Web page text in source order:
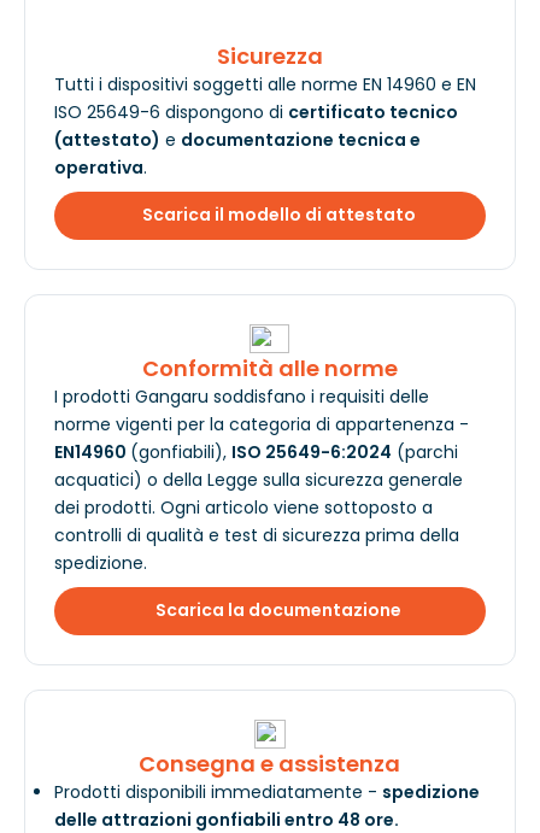
Sicurezza
Tutti i dispositivi soggetti alle norme EN 14960 e EN
ISO 25649-6 dispongono di certificato tecnico
(attestato) e documentazione tecnica e
operativa.
Scarica il modello di attestato
Conformità alle norme
I prodotti Gangaru soddisfano i requisiti delle
norme vigenti per la categoria di appartenenza -
EN14960 (gonfiabili), ISO 25649-6:2024 (parchi
acquatici) o della Legge sulla sicurezza generale
dei prodotti. Ogni articolo viene sottoposto a
controlli di qualità e test di sicurezza prima della
spedizione.
Scarica la documentazione
Consegna e assistenza
Prodotti disponibili immediatamente - spedizione
delle attrazioni gonfiabili entro 48 ore.